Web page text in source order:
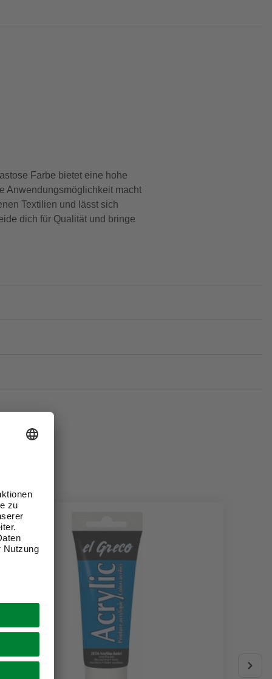
Farbe bietet eine hohe
Anwendungsmöglichkeit macht
Textilien und lässt sich
dich für Qualität und bringe